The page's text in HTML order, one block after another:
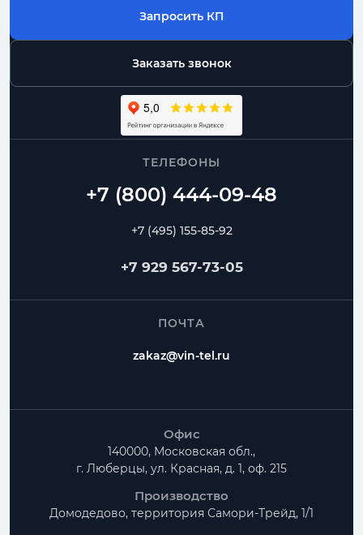
Запросить КП
Заказать звонок
ТЕЛЕФОНЫ
+7 (495) 155-85-92
+7 929 567-73-05
ПОЧТА
zakaz@vin-tel.ru
Офис
140000, Московская обл.,
г. Люберцы, ул. Красная, д. 1, оф. 215
Производство
Домодедово, территория Самори-Трейд, 1/1